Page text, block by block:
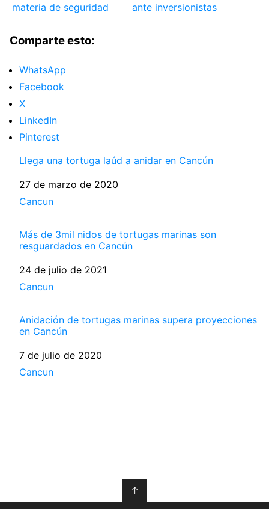
materia de seguridad
ante inversionistas
Comparte esto:
WhatsApp
Facebook
X
LinkedIn
Pinterest
Llega una tortuga laúd a anidar en Cancún
Fecha
27 de marzo de 2020
Respecto a
Cancun
Más de 3mil nidos de tortugas marinas son
resguardados en Cancún
Fecha
24 de julio de 2021
Respecto a
Cancun
Anidación de tortugas marinas supera proyecciones
en Cancún
Fecha
7 de julio de 2020
Respecto a
Cancun
↑